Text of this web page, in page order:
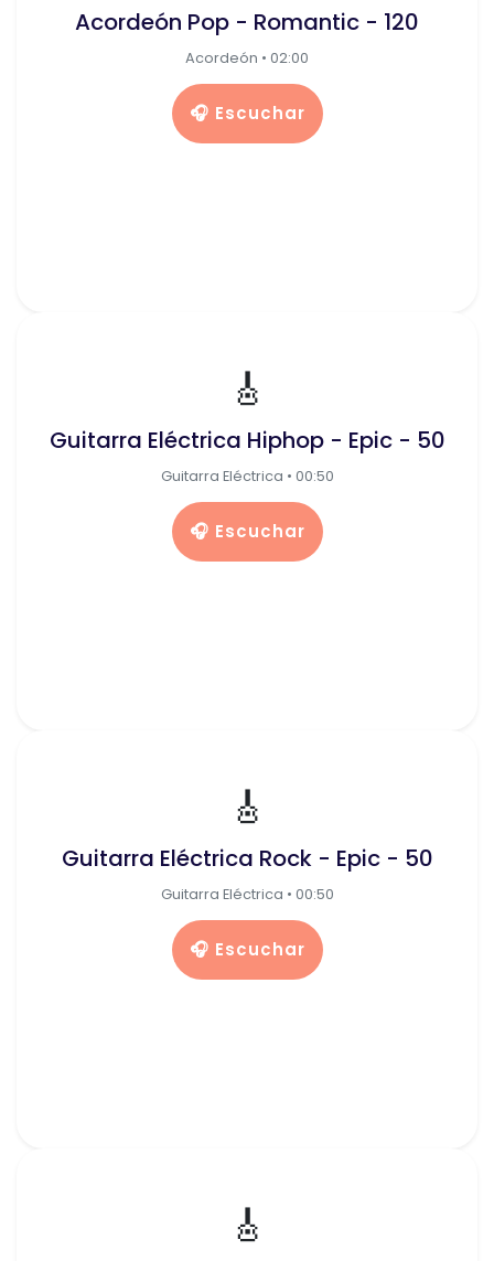
Acordeón Pop - Romantic - 120
Acordeón • 02:00
🎧 Escuchar
🎸
Guitarra Eléctrica Hiphop - Epic - 50
Guitarra Eléctrica • 00:50
🎧 Escuchar
🎸
Guitarra Eléctrica Rock - Epic - 50
Guitarra Eléctrica • 00:50
🎧 Escuchar
🎸